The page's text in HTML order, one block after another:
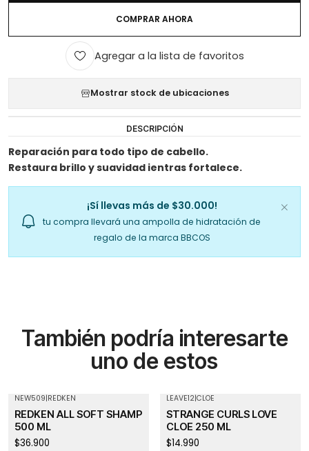
COMPRAR AHORA
Agregar a la lista de favoritos
Mostrar stock de ubicaciones
DESCRIPCIÓN
Reparación para todo tipo de cabello.
Restaura brillo y suavidad ientras fortalece.
¡Sí llevas más de $30.000!
tu compra llevará una ampolla de hidratación de
regalo de la marca BBCOS
También podría interesarte
uno de estos
NEW509|REDKEN
REDKEN ALL SOFT SHAMP
500 ML
$36.900
LEAVE12|CLOE
STRANGE CURLS LOVE
CLOE 250 ML
$14.990